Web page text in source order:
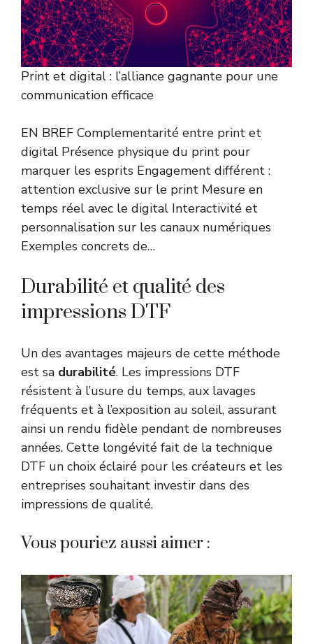
Print et digital : l’alliance gagnante pour une
communication efficace
EN BREF Complementarité entre print et
digital Présence physique du print pour
marquer les esprits Engagement différent :
attention exclusive sur le print Mesure en
temps réel avec le digital Interactivité et
personnalisation sur les canaux numériques
Exemples concrets de…
Durabilité et qualité des
impressions DTF
Un des avantages majeurs de cette méthode
est sa durabilité. Les impressions DTF
résistent à l’usure du temps, aux lavages
fréquents et à l’exposition au soleil, assurant
ainsi un rendu fidèle pendant de nombreuses
années. Cette longévité fait de la technique
DTF un choix éclairé pour les créateurs et les
entreprises souhaitant investir dans des
impressions de qualité.
Vous pouriez aussi aimer :